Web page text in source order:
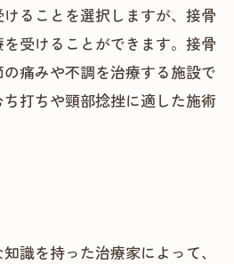
ることを選択しますが、接骨
受けることができます。接骨
痛みや不調を治療する施設で
打ちや頸部捻挫に適した施術
識を持った治療家によって、